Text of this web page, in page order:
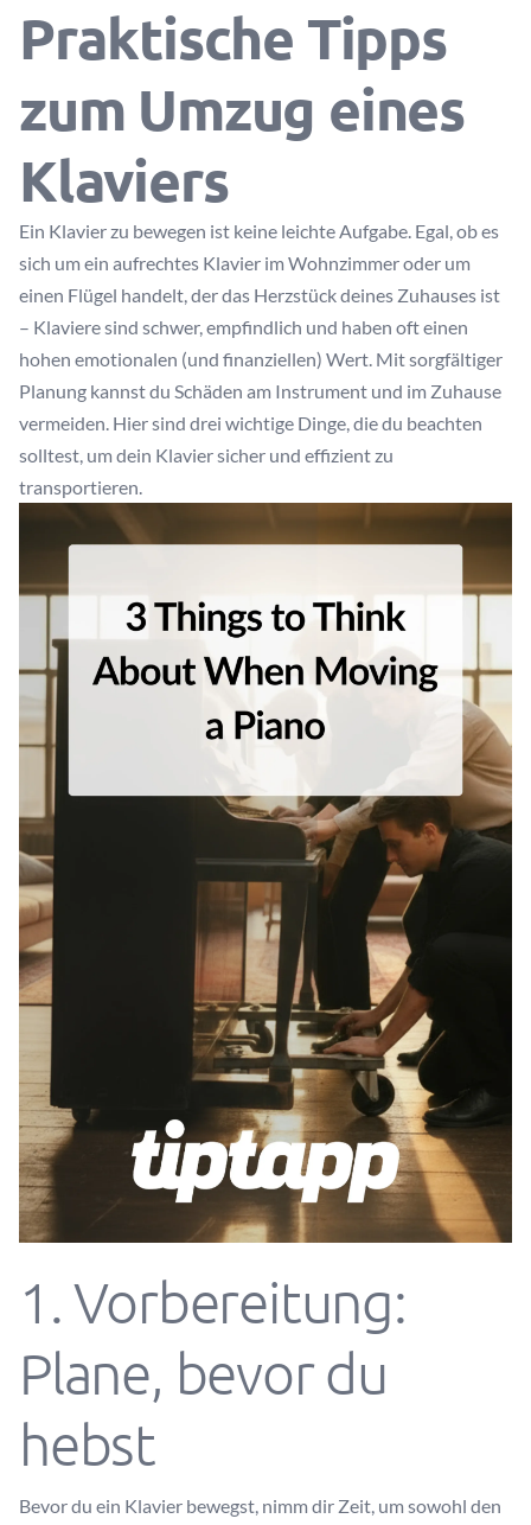
Praktische Tipps
zum Umzug eines
Klaviers
Ein Klavier zu bewegen ist keine leichte Aufgabe. Egal, ob es
sich um ein aufrechtes Klavier im Wohnzimmer oder um
einen Flügel handelt, der das Herzstück deines Zuhauses ist
– Klaviere sind schwer, empfindlich und haben oft einen
hohen emotionalen (und finanziellen) Wert. Mit sorgfältiger
Planung kannst du Schäden am Instrument und im Zuhause
vermeiden. Hier sind drei wichtige Dinge, die du beachten
solltest, um dein Klavier sicher und effizient zu
transportieren.
1. Vorbereitung:
Plane, bevor du
hebst
Bevor du ein Klavier bewegst, nimm dir Zeit, um sowohl den